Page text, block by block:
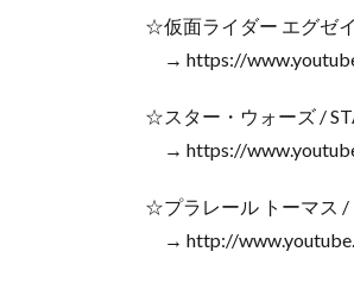
☆仮面ライダー エグゼ
→ https://
☆スター・ウォーズ /
→ https://
☆プラレール トーマス /
→ http://